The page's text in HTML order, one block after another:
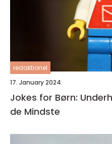
redaktionel
17. January 2024
Jokes for Børn:
de Mindste